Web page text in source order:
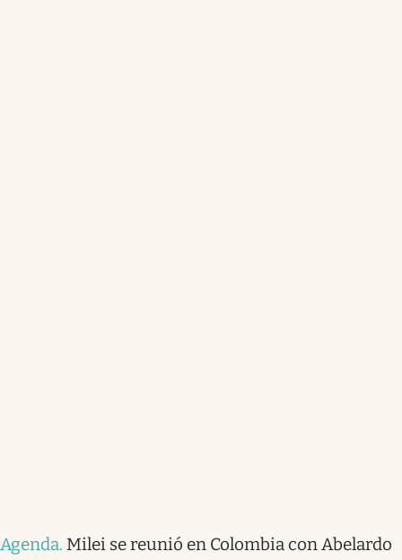
Agenda. Milei se reunió en Colombia con Abelardo